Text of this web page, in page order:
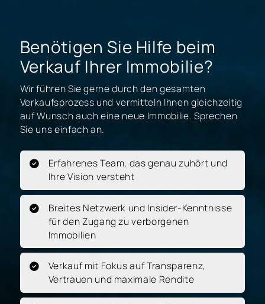
Benötigen Sie Hilfe beim
Verkauf Ihrer Immobilie?
Wir führen Sie gerne durch den gesamten
Verkaufsprozess und vermitteln Ihnen gleichzeitig
auf Wunsch auch eine neue Immobilie. Sprechen
Sie uns einfach an.
Erfahrenes Team, das genau zuhört und
Ihre Vision versteht
Breites Netzwerk und Insider-Kenntnisse
für den Zugang zu verborgenen
Immobilien
Verkauf mit Fokus auf Transparenz,
Vertrauen und maximale Rendite